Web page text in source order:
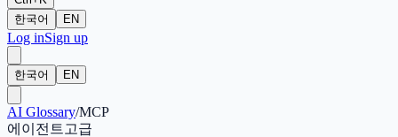
한국어
EN
Log inSign up
한국어 EN
AI Glossary/MCP
에이전트 고급